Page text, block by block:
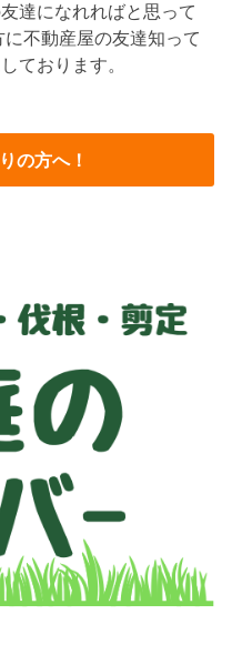
達になれればと思って
不動産屋の友達知って
ております。
の方へ！